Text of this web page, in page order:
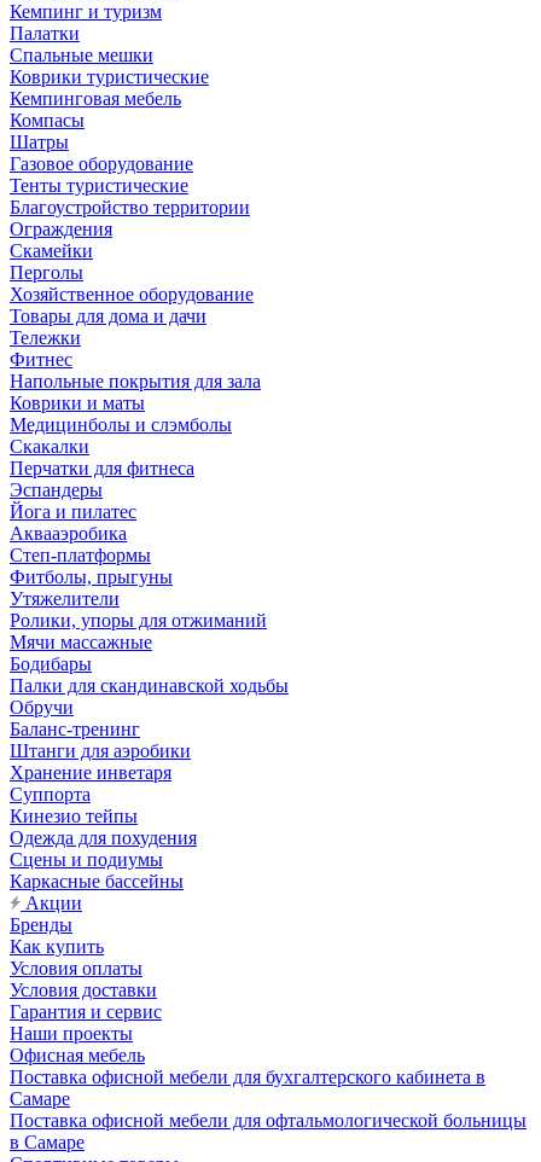
Кемпинг и туризм
Палатки
Спальные мешки
Коврики туристические
Кемпинговая мебель
Компасы
Шатры
Газовое оборудование
Тенты туристические
Благоустройство территории
Ограждения
Скамейки
Перголы
Хозяйственное оборудование
Товары для дома и дачи
Тележки
Фитнес
Напольные покрытия для зала
Коврики и маты
Медицинболы и слэмболы
Скакалки
Перчатки для фитнеса
Эспандеры
Йога и пилатес
Аквааэробика
Степ-платформы
Фитболы, прыгуны
Утяжелители
Ролики, упоры для отжиманий
Мячи массажные
Бодибары
Палки для скандинавской ходьбы
Обручи
Баланс-тренинг
Штанги для аэробики
Хранение инветаря
Суппорта
Кинезио тейпы
Одежда для похудения
Сцены и подиумы
Каркасные бассейны
Акции
Бренды
Как купить
Условия оплаты
Условия доставки
Гарантия и сервис
Наши проекты
Офисная мебель
Поставка офисной мебели для бухгалтерского кабинета в
Самаре
Поставка офисной мебели для офтальмологической больницы
в Самаре